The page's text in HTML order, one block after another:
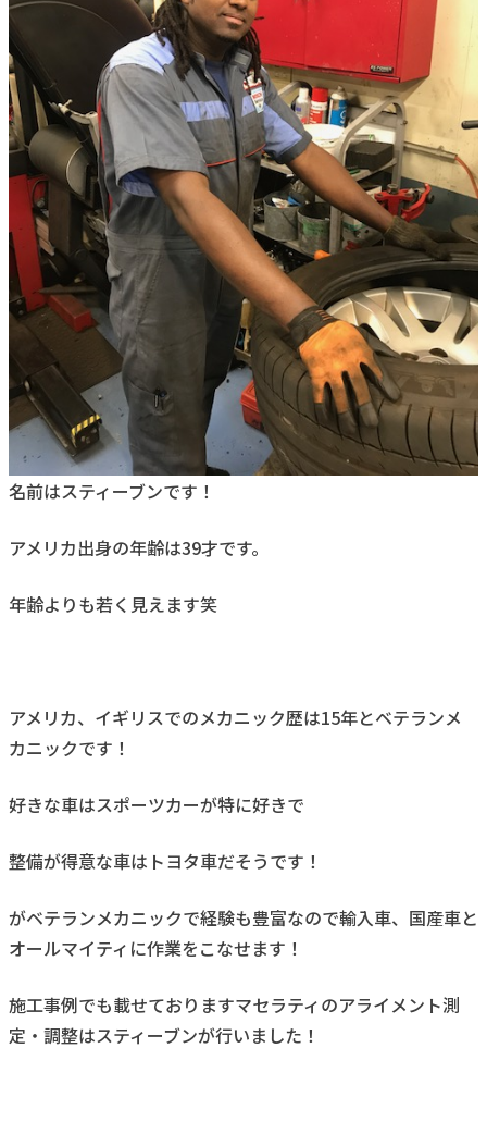
名前はスティーブンです！
アメリカ出身の年齢は39才です。
年齢よりも若く見えます笑
アメリカ、イギリスでのメカニック歴は15年とベテランメ
カニックです！
好きな車はスポーツカーが特に好きで
整備が得意な車はトヨタ車だそうです！
がベテランメカニックで経験も豊富なので輸入車、国産車と
オールマイティに作業をこなせます！
施工事例でも載せておりますマセラティのアライメント測
定・調整はスティーブンが行いました！